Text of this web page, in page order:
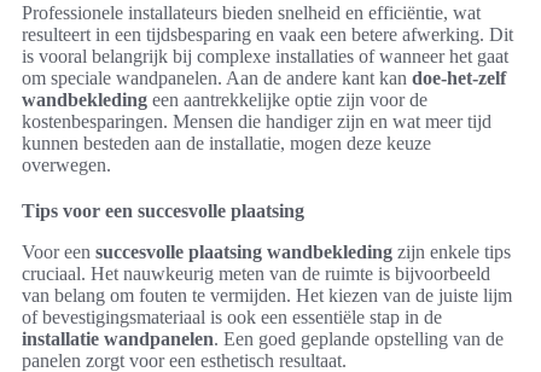
Professionele installateurs bieden snelheid en efficiëntie, wat
resulteert in een tijdsbesparing en vaak een betere afwerking. Dit
is vooral belangrijk bij complexe installaties of wanneer het gaat
om speciale wandpanelen. Aan de andere kant kan doe-het-zelf
wandbekleding een aantrekkelijke optie zijn voor de
kostenbesparingen. Mensen die handiger zijn en wat meer tijd
kunnen besteden aan de installatie, mogen deze keuze
overwegen.
Tips voor een succesvolle plaatsing
Voor een succesvolle plaatsing wandbekleding zijn enkele tips
cruciaal. Het nauwkeurig meten van de ruimte is bijvoorbeeld
van belang om fouten te vermijden. Het kiezen van de juiste lijm
of bevestigingsmateriaal is ook een essentiële stap in de
installatie wandpanelen. Een goed geplande opstelling van de
panelen zorgt voor een esthetisch resultaat.